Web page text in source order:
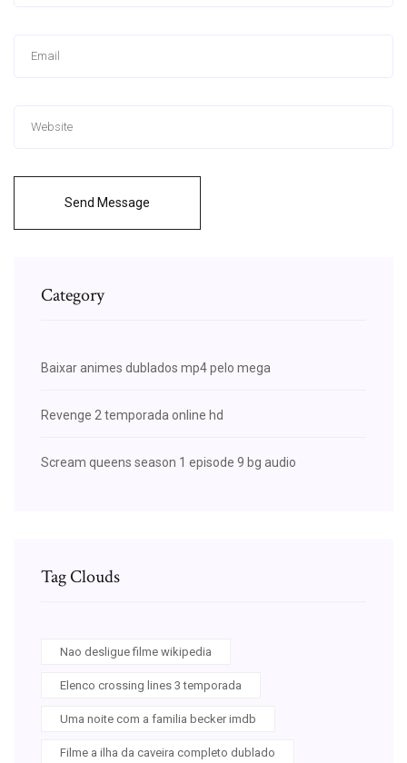
Send Message
Category
Baixar animes dublados mp4 pelo mega
Revenge 2 temporada online hd
Scream queens season 1 episode 9 bg audio
Tag Clouds
Nao desligue filme wikipedia
Elenco crossing lines 3 temporada
Uma noite com a familia becker imdb
Filme a ilha da caveira completo dublado